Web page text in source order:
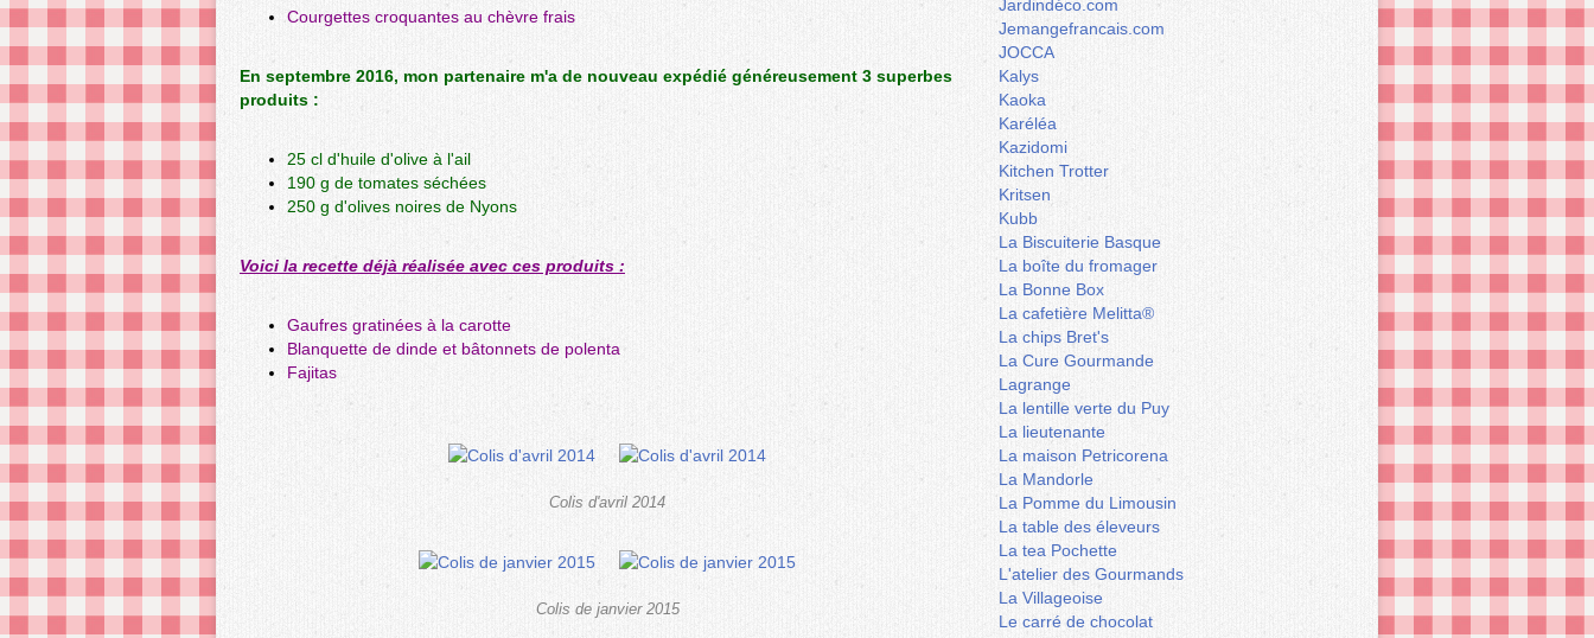
Courgettes croquantes au chèvre frais
En septembre 2016, mon partenaire m'a de nouveau expédié généreusement 3 superbes
produits :
25 cl d'huile d'olive à l'ail
190 g de tomates séchées
250 g d'olives noires de Nyons
Voici la recette déjà réalisée avec ces produits :
Gaufres gratinées à la carotte
Blanquette de dinde et bâtonnets de polenta
Fajitas
Colis d'avril 2014
Colis de janvier 2015
Jardindéco.com
Jemangefrancais.com
JOCCA
Kalys
Kaoka
Karéléa
Kazidomi
Kitchen Trotter
Kritsen
Kubb
La Biscuiterie Basque
La boîte du fromager
La Bonne Box
La cafetière Melitta®
La chips Bret's
La Cure Gourmande
Lagrange
La lentille verte du Puy
La lieutenante
La maison Petricorena
La Mandorle
La Pomme du Limousin
La table des éleveurs
La tea Pochette
L'atelier des Gourmands
La Villageoise
Le carré de chocolat